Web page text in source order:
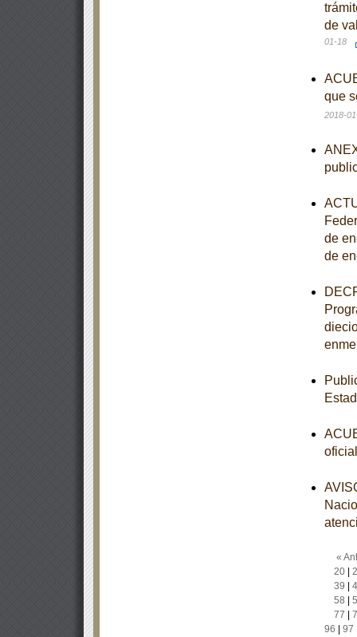
de
01-18
que
2018-
de
de
«
20|
39
58
77
96
97